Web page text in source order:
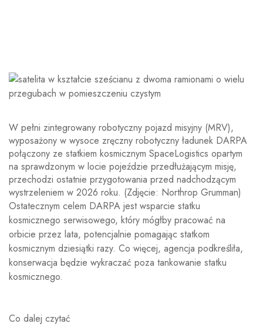
W pełni zintegrowany robotyczny pojazd misyjny (MRV),
wyposażony w wysoce zręczny robotyczny ładunek DARPA
połączony ze statkiem kosmicznym SpaceLogistics opartym
na sprawdzonym w locie pojeździe przedłużającym misję,
przechodzi ostatnie przygotowania przed nadchodzącym
wystrzeleniem w 2026 roku. (Zdjęcie: Northrop Grumman)
Ostatecznym celem DARPA jest wsparcie statku
kosmicznego serwisowego, który mógłby pracować na
orbicie przez lata, potencjalnie pomagając statkom
kosmicznym dziesiątki razy. Co więcej, agencja podkreśliła,
konserwacja będzie wykraczać poza tankowanie statku
kosmicznego.
Co dalej czytać